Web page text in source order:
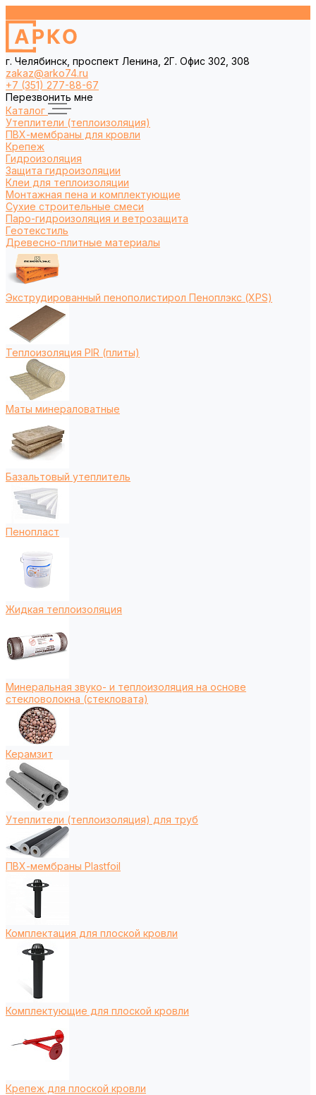
г. Челябинск, проспект Ленина, 2Г. Офис 302, 308
zakaz@arko74.ru
+7 (351) 277-88-67
Перезвонить мне
Каталог
Утеплители (теплоизоляция)
ПВХ-мембраны для кровли
Крепеж
Гидроизоляция
Защита гидроизоляции
Клеи для теплоизоляции
Монтажная пена и комплектующие
Сухие строительные смеси
Паро-гидроизоляция и ветрозащита
Геотекстиль
Древесно-плитные материалы
Экструдированный пенополистирол Пеноплэкс (XPS)
Теплоизоляция PIR (плиты)
Маты минераловатные
Базальтовый утеплитель
Пенопласт
Жидкая теплоизоляция
Минеральная звуко- и теплоизоляция на основе
стекловолокна (стекловата)
Керамзит
Утеплители (теплоизоляция) для труб
ПВХ-мембраны Plastfoil
Комплектация для плоской кровли
Комплектующие для плоской кровли
Крепеж для плоской кровли